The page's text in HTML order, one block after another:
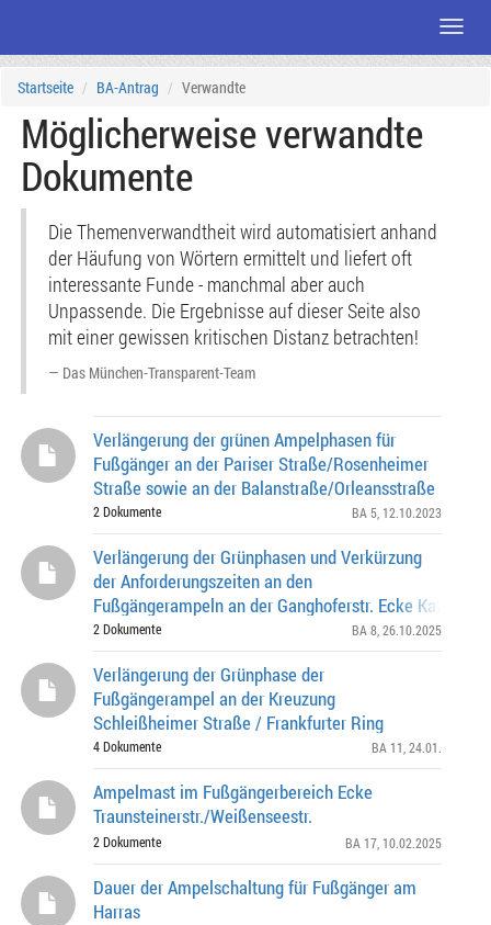
Seiteninhalt
Startseite BA-Antrag Verwandte
Möglicherweise verwandte
Dokumente
Die Themenverwandtheit wird automatisiert anhand
der Häufung von Wörtern ermittelt und liefert oft
interessante Funde - manchmal aber auch
Unpassende. Die Ergebnisse auf dieser Seite also
mit einer gewissen kritischen Distanz betrachten!
Das München-Transparent-Team
Verlängerung der grünen Ampelphasen für
Fußgänger an der Pariser Straße/Rosenheimer
Straße sowie an der Balanstraße/Orleansstraße
2 Dokumente BA 5 , 12.10.2023
Verlängerung der Grünphasen und Verkürzung
der Anforderungszeiten an den
Fußgängerampeln an der Ganghoferstr. Ecke
der Ganghoferstr. Ecke Heimeranstr.
2 Dokumente BA 8 , 26.10.2025
Verlängerung der Grünphase der
Fußgängerampel an der Kreuzung
Schleißheimer Straße / Frankfurter Ring
4 Dokumente BA 11 , 24.01.
Ampelmast im Fußgängerbereich Ecke
Traunsteinerstr./Weißenseestr.
2 Dokumente BA 17 , 10.02.2025
Dauer der Ampelschaltung für Fußgänger am
Harras